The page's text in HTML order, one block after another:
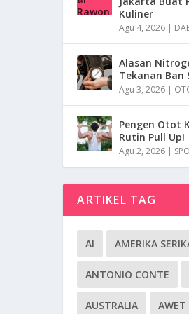
Kuliner
Agu 4, 2026 |
Alasan
Tekanan Ban
Agu 3, 2026 |
Pengen Otot
Rutin Pull Up!
Agu 2, 2026 |
ARTIKEL TAG
AI AMERIKA
ANTONIO CONTE
AUSTRALIA